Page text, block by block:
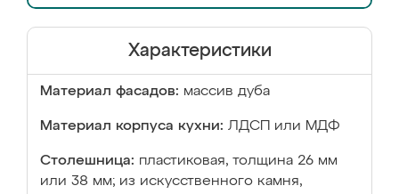
Характеристики
Материал фасадов: массив дуба
Материал корпуса кухни: ЛДСП или МДФ
Столешница: пластиковая, толщина 26 мм
или 38 мм; из искусственного камня,